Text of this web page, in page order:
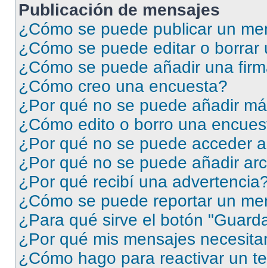
Publicación de mensajes
¿Cómo se puede publicar un
¿Cómo se puede editar o borrar
¿Cómo se puede añadir una
¿Cómo creo una encuesta?
¿Por qué no se puede añadir
¿Cómo edito o borro una
¿Por qué no se puede acceder
¿Por qué no se puede añadir
¿Por qué recibí una
¿Cómo se puede reportar un
¿Para qué sirve el botón
¿Por qué mis mensajes
¿Cómo hago para reactivar un